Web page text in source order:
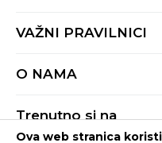
Radno vrijeme 9-16h
Načini isporuke
Reklamacije
VAŽNI PRAVILNICI
Pravila Sport&Bonus
O NAMA
Trenutno si na
Ova web stranica